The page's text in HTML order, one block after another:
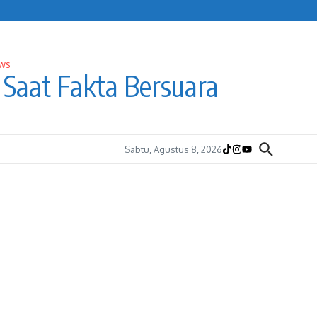
Saat Fakta Bersuara
Sabtu, Agustus 8, 2026